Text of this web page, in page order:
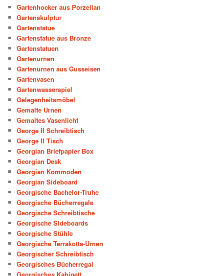
Gartenhocker aus Porzellan
Gartenskulptur
Gartenstatue
Gartenstatue aus Bronze
Gartenstatuen
Gartenurnen
Gartenurnen aus Gusseisen
Gartenvasen
Gartenwasserspiel
Gelegenheitsmöbel
Gemalte Urnen
Gemaltes Vasenlicht
George II Schreibtisch
George II Tisch
Georgian Briefpapier Box
Georgian Desk
Georgian Kommoden
Georgian Sideboard
Georgische Bachelor-Truhe
Georgische Bücherregale
Georgische Schreibtische
Georgische Sideboards
Georgische Stühle
Georgische Terrakotta-Urnen
Georgischer Schreibtisch
Georgisches Bücherregal